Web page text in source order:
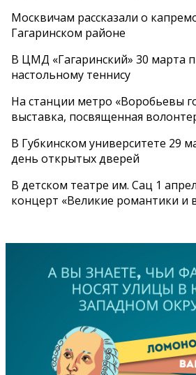
Москвичам рассказали о
Гагаринском районе
В ЦМД «Гагаринский» 30 марта
настольному теннису
На станции метро «Воробьевы
выставка, посвященная
В Губкинском университете 29
день открытых дверей
В детском театре им. Сац 1
концерт «Великие романтики и